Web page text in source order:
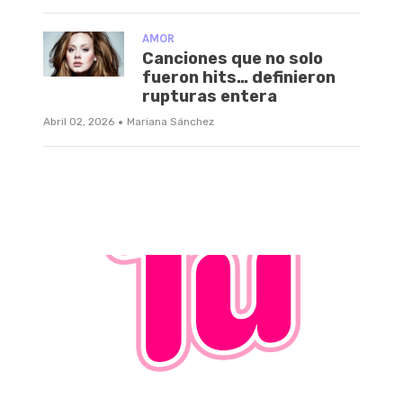
AMOR
Canciones que no solo
fueron hits… definieron
rupturas entera
Abril 02, 2026 · Mariana Sánchez